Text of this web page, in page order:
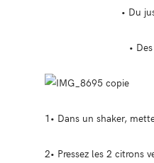
• Du
•
1• Dans un shaker,
2• Pressez les 2 citrons